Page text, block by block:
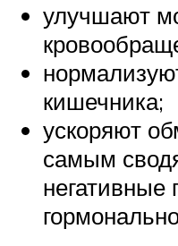
улучшают
кишечника;
ускоряют
самым
негативные